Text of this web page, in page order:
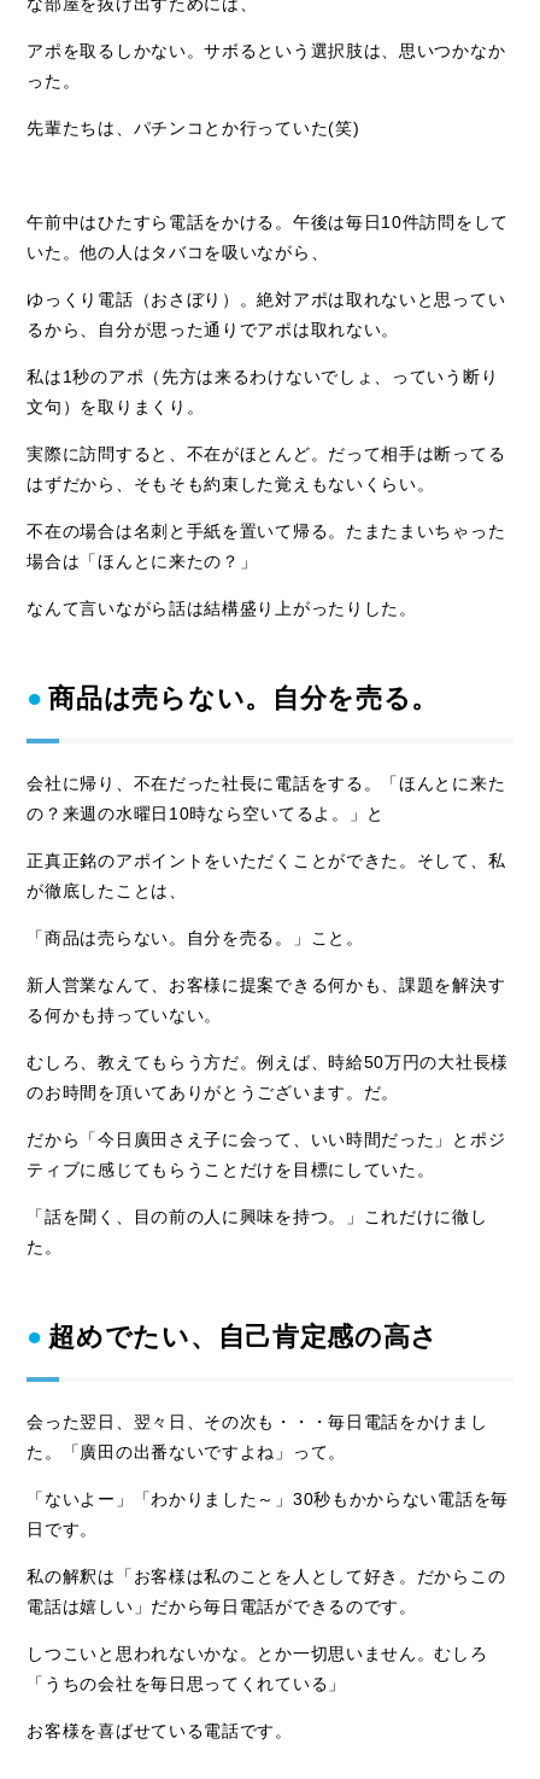
な部屋を抜け出すためには、
アポを取るしかない。サボるという選択肢は、思いつかなか
った。
先輩たちは、パチンコとか行っていた(笑)
午前中はひたすら電話をかける。午後は毎日10件訪問をして
いた。他の人はタバコを吸いながら、
ゆっくり電話（おさぼり）。絶対アポは取れないと思ってい
るから、自分が思った通りでアポは取れない。
私は1秒のアポ（先方は来るわけないでしょ、っていう断り
文句）を取りまくり。
実際に訪問すると、不在がほとんど。だって相手は断ってる
はずだから、そもそも約束した覚えもないくらい。
不在の場合は名刺と手紙を置いて帰る。たまたまいちゃった
場合は「ほんとに来たの？」
なんて言いながら話は結構盛り上がったりした。
商品は売らない。自分を売る。
会社に帰り、不在だった社長に電話をする。「ほんとに来た
の？来週の水曜日10時なら空いてるよ。」と
正真正銘のアポイントをいただくことができた。そして、私
が徹底したことは、
「商品は売らない。自分を売る。」こと。
新人営業なんて、お客様に提案できる何かも、課題を解決す
る何かも持っていない。
むしろ、教えてもらう方だ。例えば、時給50万円の大社長様
のお時間を頂いてありがとうございます。だ。
だから「今日廣田さえ子に会って、いい時間だった」とポジ
ティブに感じてもらうことだけを目標にしていた。
「話を聞く、目の前の人に興味を持つ。」これだけに徹し
た。
超めでたい、自己肯定感の高さ
会った翌日、翌々日、その次も・・・毎日電話をかけまし
た。「廣田の出番ないですよね」って。
「ないよー」「わかりました～」30秒もかからない電話を毎
日です。
私の解釈は「お客様は私のことを人として好き。だからこの
電話は嬉しい」だから毎日電話ができるのです。
しつこいと思われないかな。とか一切思いません。むしろ
「うちの会社を毎日思ってくれている」
お客様を喜ばせている電話です。